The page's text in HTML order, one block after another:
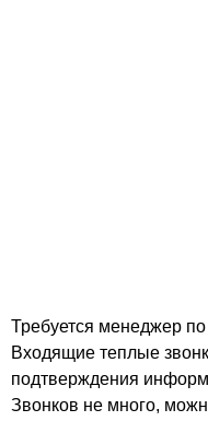
Требуется менеджер
Входящие теплые
подтверждения
Звонков не много,